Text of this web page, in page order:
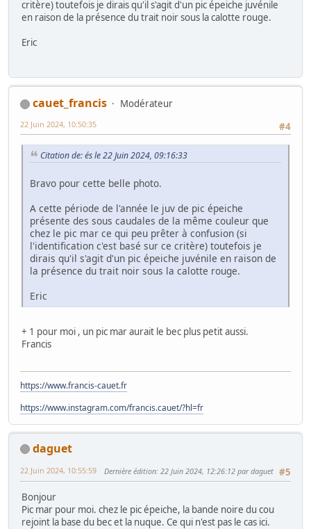
critère) toutefois je dirais qu'il s'agit d'un pic épeiche juvénile
en raison de la présence du trait noir sous la calotte rouge.
Eric
cauet_francis
Modérateur
#4
22 Juin 2024, 10:50:35
Citation de: és le 22 Juin 2024, 09:16:33
Bravo pour cette belle photo.
A cette période de l'année le juv de pic épeiche
présente des sous caudales de la même couleur que
chez le pic mar ce qui peu prêter à confusion (si
l'identification c'est basé sur ce critère) toutefois je
dirais qu'il s'agit d'un pic épeiche juvénile en raison de
la présence du trait noir sous la calotte rouge.
Eric
+ 1 pour moi , un pic mar aurait le bec plus petit aussi.
Francis
https://www.francis-cauet.fr
https://www.instagram.com/francis.cauet/?hl=fr
daguet
#5
22 Juin 2024, 10:55:59 Dernière édition: 22 Juin 2024, 12:26:12 par daguet
Bonjour
Pic mar pour moi. chez le pic épeiche, la bande noire du cou
rejoint la base du bec et la nuque. Ce qui n'est pas le cas ici.